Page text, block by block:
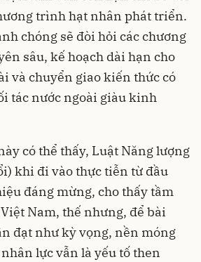
trình hạt nhân phát triển.
chóng sẽ đòi hỏi các chương
sâu, kế hoạch dài hạn cho
và chuyển giao kiến thức có
tác nước ngoài giàu kinh
có thể thấy, Luật Năng lượng
khi đi vào thực tiễn từ đầu
đáng mừng, cho thấy tầm
Nam, thế nhưng, để bài
đạt như kỳ vọng, nền móng
lực vẫn là yếu tố then